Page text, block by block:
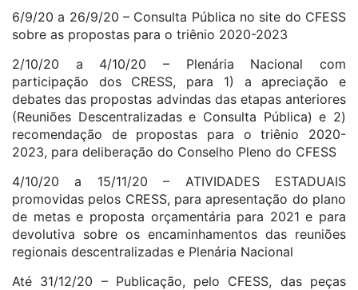
6/9/20 a 26/9/20 – Consulta Pública no site do CFESS
sobre as propostas para o triênio 2020-2023
2/10/20 a 4/10/20 – Plenária Nacional com
participação dos CRESS, para 1) a apreciação e
debates das propostas advindas das etapas anteriores
(Reuniões Descentralizadas e Consulta Pública) e 2)
recomendação de propostas para o triênio 2020-
2023, para deliberação do Conselho Pleno do CFESS
4/10/20 a 15/11/20 – ATIVIDADES ESTADUAIS
promovidas pelos CRESS, para apresentação do plano
de metas e proposta orçamentária para 2021 e para
devolutiva sobre os encaminhamentos das reuniões
regionais descentralizadas e Plenária Nacional
Até 31/12/20 – Publicação, pelo CFESS, das peças